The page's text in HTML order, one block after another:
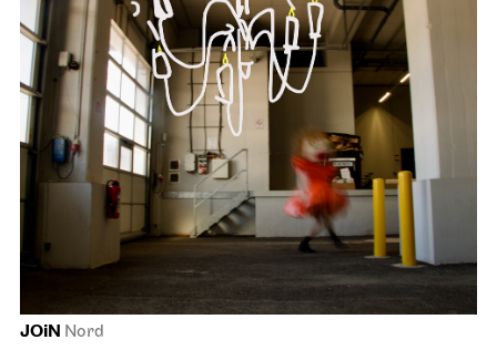
Stuttgart BalletOpernhaus
Triple Bill
FOR MAURICE
08.06.2027
19:00 - 21:30